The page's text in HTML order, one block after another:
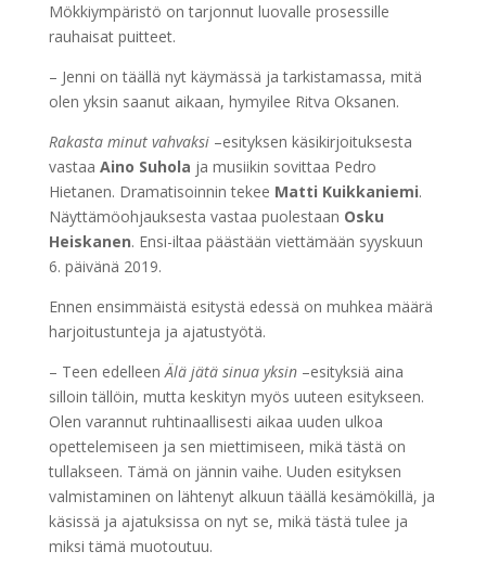
Mökkiympäristö on tarjonnut luovalle prosessille
rauhaisat puitteet.
– Jenni on täällä nyt käymässä ja tarkistamassa, mitä
olen yksin saanut aikaan, hymyilee Ritva Oksanen.
Rakasta minut vahvaksi–esityksen käsikirjoituksesta
vastaa Aino Suhola ja musiikin sovittaa Pedro
Hietanen. Dramatisoinnin tekee Matti Kuikkaniemi.
Näyttämöohjauksesta vastaa puolestaan Osku
Heiskanen. Ensi-iltaa päästään viettämään syyskuun
6. päivänä 2019.
Ennen ensimmäistä esitystä edessä on muhkea määrä
harjoitustunteja ja ajatustyötä.
– Teen edelleenÄlä jätä sinua yksin –esityksiä aina
silloin tällöin, mutta keskityn myös uuteen esitykseen.
Olen varannut ruhtinaallisesti aikaa uuden ulkoa
opettelemiseen ja sen miettimiseen, mikä tästä on
tullakseen. Tämä on jännin vaihe. Uuden esityksen
valmistaminen on lähtenyt alkuun täällä kesämökillä, ja
käsissä ja ajatuksissa on nyt se, mikä tästä tulee ja
miksi tämä muotoutuu.